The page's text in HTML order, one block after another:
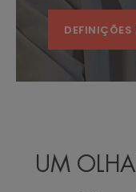
DEFINIÇÕES
UM